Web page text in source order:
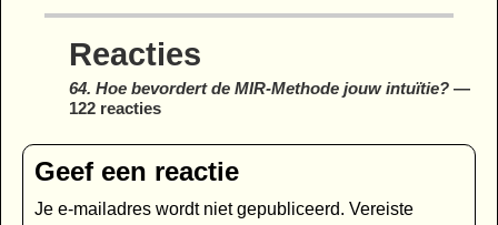
Reacties
64. Hoe bevordert de MIR-Methode jouw intuïtie?—
122 reacties
Geef een reactie
Je e-mailadres wordt niet gepubliceerd. Vereiste